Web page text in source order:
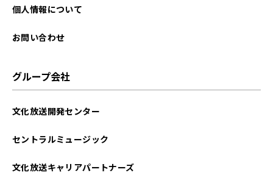
個人情報について
お問い合わせ
グループ会社
文化放送開発センター
セントラルミュージック
文化放送キャリアパートナーズ